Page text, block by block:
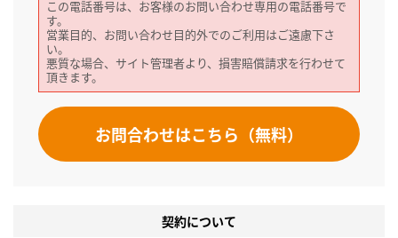
この電話番号は、お客様のお問い合わせ専用の電話番号で
す。
営業目的、お問い合わせ目的外でのご利用はご遠慮下さ
い。
悪質な場合、サイト管理者より、損害賠償請求を行わせて
頂きます。
お問合わせはこちら（無料）
契約について